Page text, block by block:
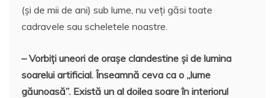
(și de mii de ani) sub lume, nu veți găsi toate
cadravele sau scheletele noastre.
– Vorbiți uneori de orașe clandestine și de lumina
soarelui artificial. Înseamnă ceva ca o „lume
găunoasă”. Există un al doilea soare în interiorul